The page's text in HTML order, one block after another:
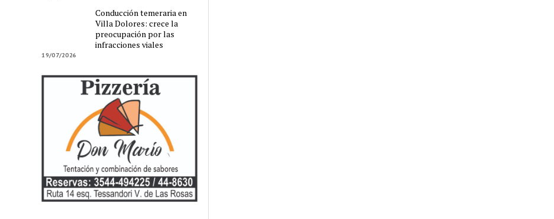
Conducción temeraria en
Villa Dolores: crece la
preocupación por las
infracciones viales
19/07/2026